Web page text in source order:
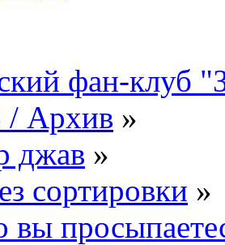
фан-клуб
Архив »
джав »
сортировки »
вы